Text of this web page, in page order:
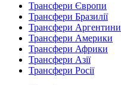
Трансфери Європи
Трансфери Бразилії
Трансфери Аргентини
Трансфери Америки
Трансфери Африки
Трансфери Азії
Трансфери Росії